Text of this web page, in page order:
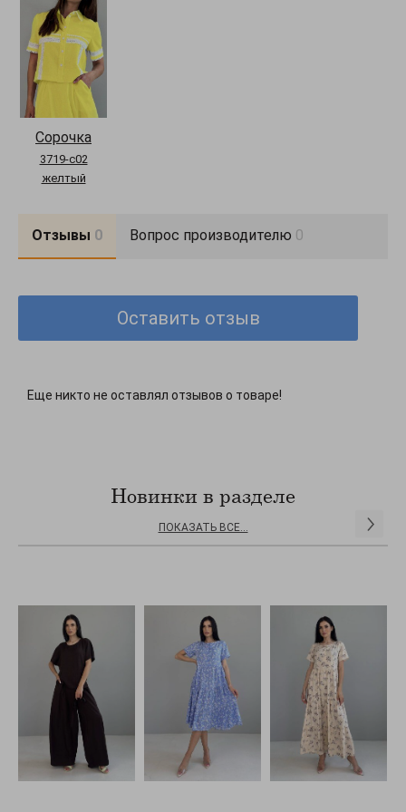
Декорирование: Однотонные модели
Стиль: Повседневный(casual)
Сорочка
3719-c02
желтый
Отзывы 0 Вопрос производителю 0
Оставить отзыв
Еще никто не оставлял отзывов о товаре!
Новинки в разделе
ПОКАЗАТЬ ВСЕ...